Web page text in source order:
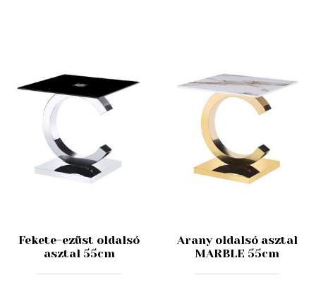
Fekete-ezüst oldalsó
asztal 55cm
Arany oldalsó asztal
MARBLE 55cm